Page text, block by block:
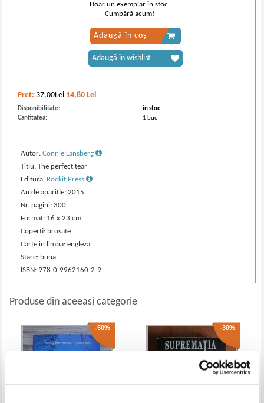
Pret:37,00Lei 14,80 Lei
Disponibilitate:
in stoc
Cantitatea:
1 buc
Autor:Connie Lansberg
Titlu: The perfect tear
Editura: Rockit Press
An de aparitie: 2015
Nr. pagini: 300
Format: 16 x 23 cm
Coperti: brosate
Carte in limba: engleza
Stare: buna
ISBN: 978-0-9962160-2-9
Doar un exemplar în stoc.
Cumpără acum!
Adaugă în coș
Adaugă în wishlist
Produse din aceeasi categorie
-50% -30%